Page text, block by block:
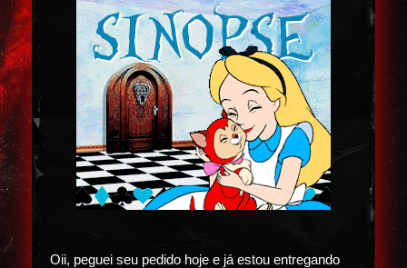
Oii, peguei seu pedido hoje e já estou entregando